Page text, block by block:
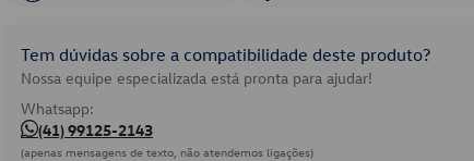
Tem dúvidas sobre a compatibilidade deste produto?
Nossa equipe especializada está pronta para ajudar!
Whatsapp:
(41) 99125-2143
(apenas mensagens de texto, não atendemos ligações)